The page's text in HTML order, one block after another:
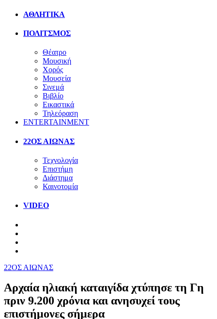
ΑΘΛΗΤΙΚΑ
ΠΟΛΙΤΣΜΟΣ
Θέατρο
Μουσική
Χορός
Μουσεία
Σινεμά
Βιβλίο
Εικαστικά
Τηλεόραση
ENTERTAINMENT
22ΟΣ ΑΙΩΝΑΣ
Τεχνολογία
Επιστήμη
Διάστημα
Καινοτομία
VIDEO
22ΟΣ ΑΙΩΝΑΣ
Αρχαία ηλιακή καταιγίδα χτύπησε τη Γη
πριν 9.200 χρόνια και ανησυχεί τους
επιστήμονες σήμερα